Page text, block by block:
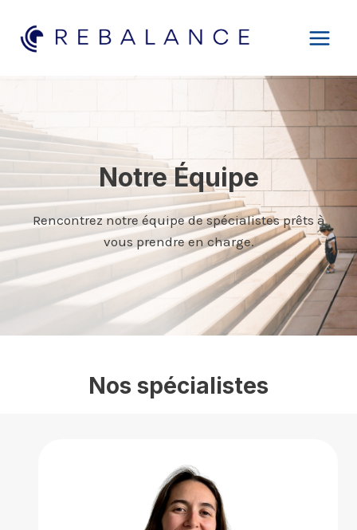
contenu
Notre Équipe
Rencontrez notre équipe de spécialistes prêts à
vous prendre en charge.
Nos spécialistes